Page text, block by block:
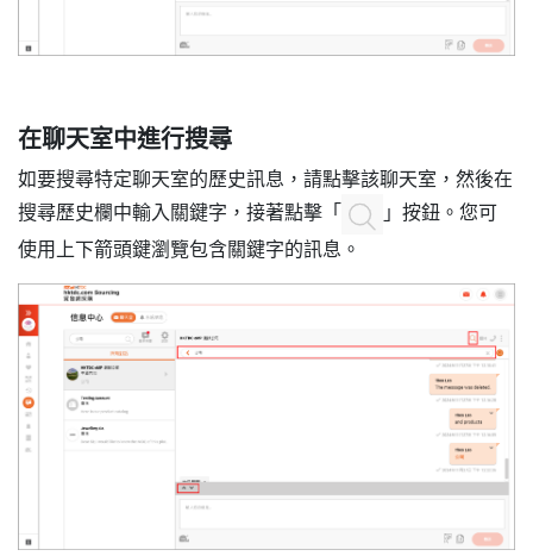
在聊天室中進行搜尋
如要搜尋特定聊天室的歷史訊息，請點擊該聊天室，然後在
搜尋歷史欄中輸入關鍵字，接著點擊「
」按鈕。您可
使用上下箭頭鍵瀏覽包含關鍵字的訊息。